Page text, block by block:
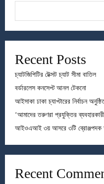
Recent Posts
চ্যাটজিপিটির টেক্সট চ্যাট সীমা বাতিল
বর্ডারলেস কনসেপ্ট আনল টেকনো
আইসাকা ঢাকা চ্যাপ্টারের নির্বাচন
‘আমাদের তরুণরা প্রযুক্তির
আইওএআই ৩য় আসরে ৩টি ব্রোঞ্জপদক
Recent